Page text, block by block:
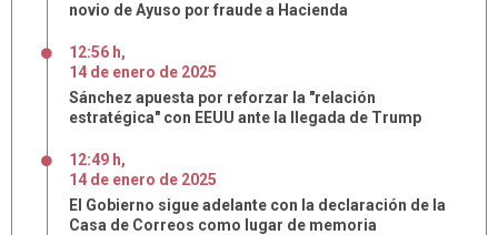
novio de Ayuso por fraude a Hacienda
12:56 h,
14 de enero de 2025
Sánchez apuesta por reforzar la "relación
estratégica" con EEUU ante la llegada de Trump
12:49 h,
14 de enero de 2025
El Gobierno sigue adelante con la declaración de la
Casa de Correos como lugar de memoria